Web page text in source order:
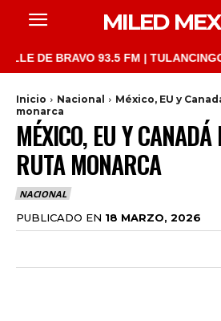
MILED
BRAVO 93.5 FM | TULANCINGO
Inicio Nacional
México, EU y
monarca
MÉXICO, EU Y CANADÁ
RUTA MONARCA
NACIONAL
PUBLICADO EN 18 MARZO, 2026